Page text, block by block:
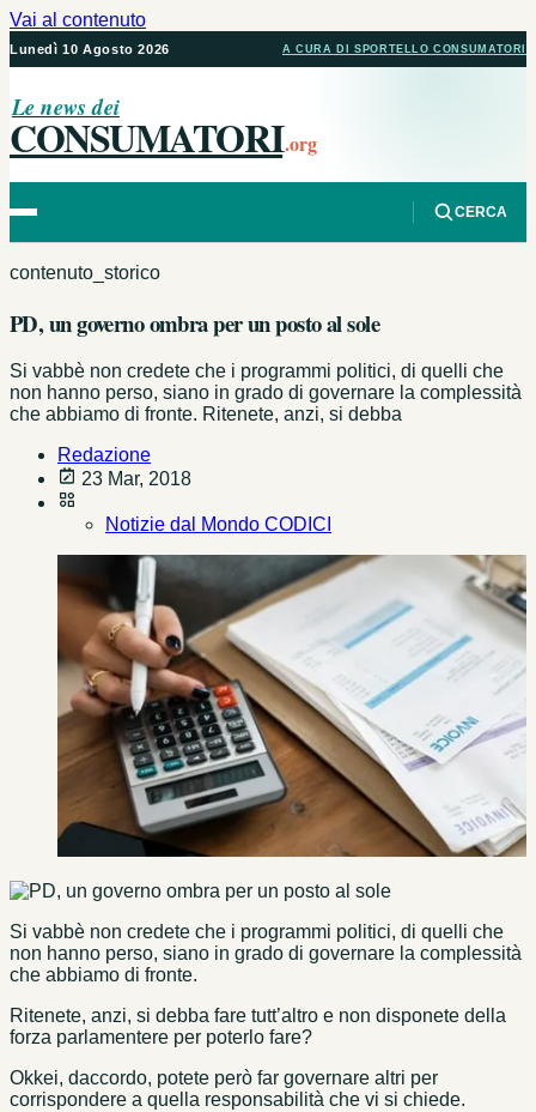
Vai al contenuto
Lunedì 10 Agosto 2026 A CURA DI SPORTELLO CONSUMATORI
Le news dei
CONSUMATORI.org
CERCA
contenuto_storico
PD, un governo ombra per un posto al sole
Si vabbè non credete che i programmi politici, di quelli che
non hanno perso, siano in grado di governare la complessità
che abbiamo di fronte. Ritenete, anzi, si debba
Redazione
23 Mar, 2018
Notizie dal Mondo CODICI
Si vabbè non credete che i programmi politici, di quelli che
non hanno perso, siano in grado di governare la complessità
che abbiamo di fronte.
Ritenete, anzi, si debba fare tutt’altro e non disponete della
forza parlamentere per poterlo fare?
Okkei, daccordo, potete però far governare altri per
corrispondere a quella responsabilità che vi si chiede.